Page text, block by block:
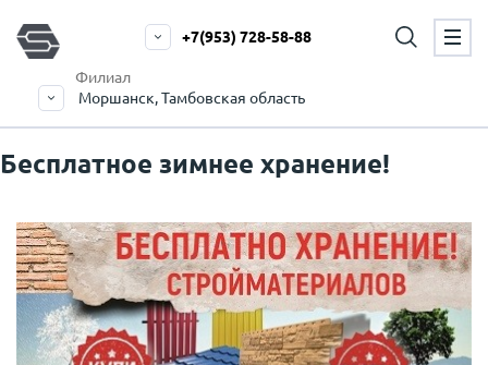
Филиал
Моршанск, Тамбовская область
+7(953) 728-58-88
Бесплатное зимнее хранение!